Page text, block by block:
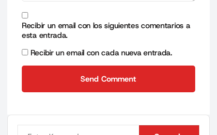
Recibir un email con los siguientes comentarios a
esta entrada.
Recibir un email con cada nueva entrada.
Send Comment